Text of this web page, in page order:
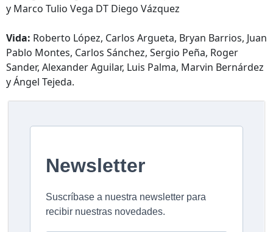
y Marco Tulio Vega DT Diego Vázquez
Vida: Roberto López, Carlos Argueta, Bryan Barrios, Juan
Pablo Montes, Carlos Sánchez, Sergio Peña, Roger
Sander, Alexander Aguilar, Luis Palma, Marvin Bernárdez
y Ángel Tejeda.